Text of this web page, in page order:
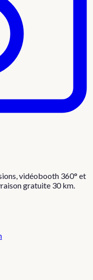
vidéobooth 360° et
gratuite 30 km.